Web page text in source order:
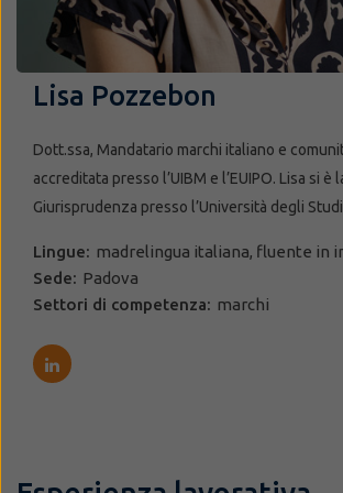
Lisa Pozzebon
Dott.ssa, Mandatario marchi italiano e
accreditata presso l’UIBM e l’EUIPO. Lisa si è
Giurisprudenza presso l’Università degli
Lingue: madrelingua italiana, fluente in
Sede: Padova
Settori di competenza: marchi